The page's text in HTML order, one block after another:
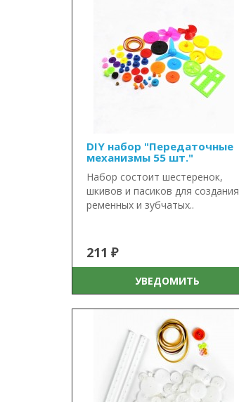
DIY набор "Передаточные
механизмы 55 шт."
Набор состоит шестеренок,
шкивов и пасиков для создания
ременных и зубчатых..
211 ₽
УВЕДОМИТЬ